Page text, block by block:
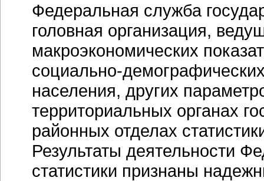
Федеральная служба
головная организация,
макроэкономических
социально-
населения, других
территориальных органах
районных отделах
Результаты деятельности
статистики признаны